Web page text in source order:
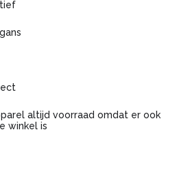
altijd voorraad omdat er ook
winkel is